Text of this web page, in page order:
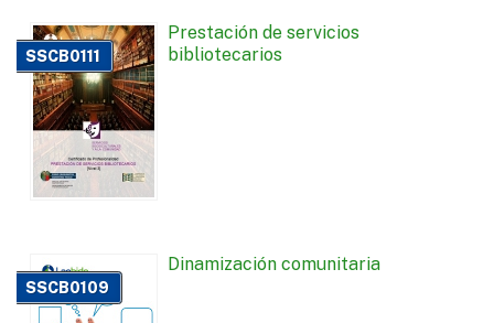
SSCB0111
Prestación de servicios
bibliotecarios
SSCB0109
Dinamización comunitaria